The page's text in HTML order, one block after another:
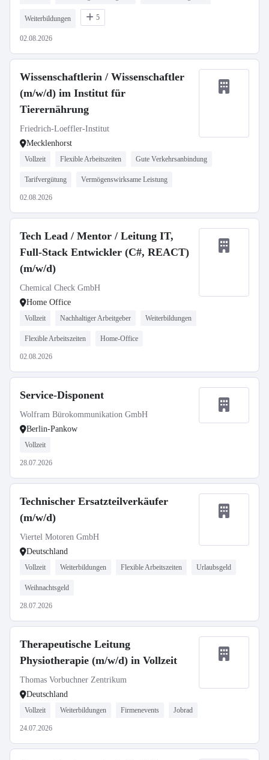
Weiterbildungen 5
02.08.2026
Wissenschaftlerin / Wissenschaftler
(m/w/d) im Institut für
Tierernährung
Friedrich-Loeffler-Institut
Mecklenhorst
Vollzeit Flexible Arbeitszeiten Gute Verkehrsanbindung
Tarifvergütung Vermögenswirksame Leistung
02.08.2026
Tech Lead / Mentor / Leitung IT,
Full-Stack Entwickler (C#, REACT)
(m/w/d)
Chemical Check GmbH
Home Office
Vollzeit Nachhaltiger Arbeitgeber Weiterbildungen
Flexible Arbeitszeiten Home-Office
02.08.2026
Service-Disponent
Wolfram Bürokommunikation GmbH
Berlin-Pankow
Vollzeit
28.07.2026
Technischer Ersatzteilverkäufer
(m/w/d)
Viertel Motoren GmbH
Deutschland
Vollzeit Weiterbildungen Flexible Arbeitszeiten Urlaubsgeld
Weihnachtsgeld
28.07.2026
Therapeutische Leitung
Physiotherapie (m/w/d) in Vollzeit
Thomas Vorbuchner Zentrikum
Deutschland
Vollzeit Weiterbildungen Firmenevents Jobrad
24.07.2026